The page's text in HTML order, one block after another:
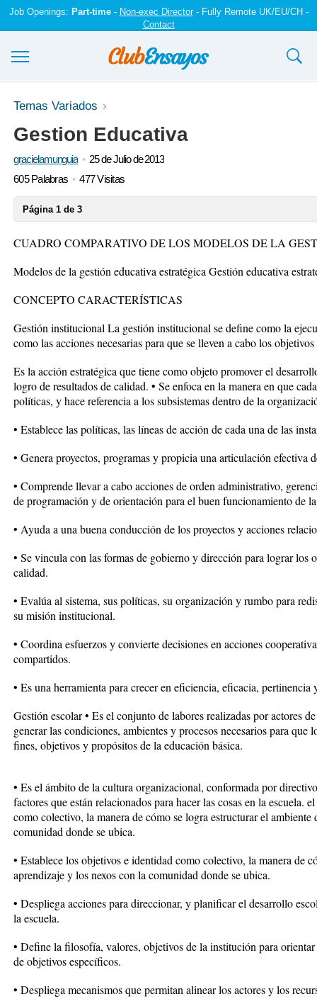
Job Openings: Part-time- Non-exec Director- Fully Remote UK/EU/CH -
Contact
Ensayos y trabajos
Registrarse
Iniciar sesión
Temas Variados
Gestion Educativa
gracielamunguia
25 de Julio de 2013
605 Palabras
477 Visitas
Página 1 de 3
CUADRO COMPARATIVO DE LOS MODELOS DE LA
Modelos de la gestión educativa estratégica Gestión educativa
CONCEPTO CARACTERÍSTICAS
Gestión institucional La gestión institucional se define como la
como las acciones necesarias para que se lleven a cabo los
Es la acción estratégica que tiene como objeto promover el
logro de resultados de calidad. • Se enfoca en la manera en que
políticas, y hace referencia a los subsistemas dentro de la
• Establece las políticas, las líneas de acción de cada una de las
• Genera proyectos, programas y propicia una articulación efectiva
• Comprende llevar a cabo acciones de orden administrativo,
de programación y de orientación para el buen funcionamiento de
• Ayuda a una buena conducción de los proyectos y acciones
• Se vincula con las formas de gobierno y dirección para lograr los
calidad.
• Evalúa al sistema, sus políticas, su organización y rumbo para
su misión institucional.
• Coordina esfuerzos y convierte decisiones en acciones
compartidos.
• Es una herramienta para crecer en eficiencia, eficacia, pertinencia
Gestión escolar • Es el conjunto de labores realizadas por actores
generar las condiciones, ambientes y procesos necesarios para que
fines, objetivos y propósitos de la educación básica.
• Es el ámbito de la cultura organizacional, conformada por
factores que están relacionados para hacer las cosas en la escuela.
como colectivo, la manera de cómo se logra estructurar el ambiente
comunidad donde se ubica.
• Establece los objetivos e identidad como colectivo, la manera de
aprendizaje y los nexos con la comunidad donde se ubica.
• Despliega acciones para direccionar, y planificar el desarrollo
la escuela.
• Define la filosofía, valores, objetivos de la institución para
de objetivos específicos.
• Despliega mecanismos que permitan alinear los actores y los